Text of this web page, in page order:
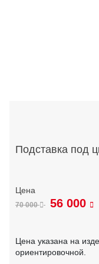
Подставка под
70 000 56 000
Цена указана на
ориентировочной.